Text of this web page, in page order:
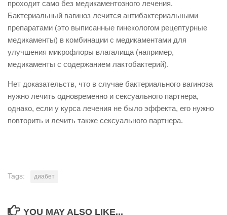
проходит само без медикаментозного лечения.
Бактериальный вагиноз лечится антибактериальными
препаратами (это выписанные гинекологом рецептурные
медикаменты) в комбинации с медикаментами для
улучшения микрофлоры влагалища (например,
медикаменты с содержанием лактобактерий).
Нет доказательств, что в случае бактериального вагиноза
нужно лечить одновременно и сексуального партнера,
однако, если у курса лечения не было эффекта, его нужно
повторить и лечить также сексуального партнера.
Tags: диабет
YOU MAY ALSO LIKE...